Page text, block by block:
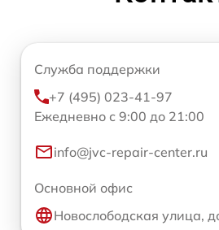
Служба поддержки
+7 (495) 023-41-97
Ежедневно с 9:00 до 21:00
info@jvc-repair-center.ru
Основной офис
Новослободская улица,